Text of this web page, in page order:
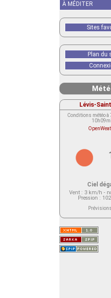
À MÉDITER
Sites
Plan du
Lévis-
Conditions météo à
Ciel
Vent : 3 km/h -
Pression :
Prévisions
actuellement aucune
Saint-Nom.
Veuillez consulter le
service ci-dessous.
(401 - Invalid API key.
https://